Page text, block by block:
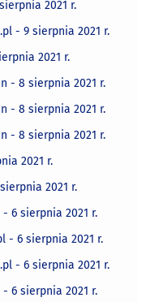
2021 r.
- 9 sierpnia 2021 r.
2021 r.
- 8 sierpnia 2021 r.
- 8 sierpnia 2021 r.
- 8 sierpnia 2021 r.
2021 r.
2021 r.
6 sierpnia 2021 r.
- 6 sierpnia 2021 r.
- 6 sierpnia 2021 r.
6 sierpnia 2021 r.